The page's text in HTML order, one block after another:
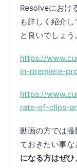
Resolveにおけ
も詳しく紹介
と良いでしょう。
https://
in-premiere-
https://
rate-of-clips-
動画の方では
ておきたい事な
になる方はぜひ